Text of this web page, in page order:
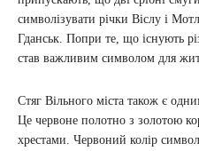
символізувати річки Віслу і
Гданськ. Попри те, що існують
став важливим символом для
Стяг Вільного міста також є
Це червоне полотно з золотою
хрестами. Червоний колір